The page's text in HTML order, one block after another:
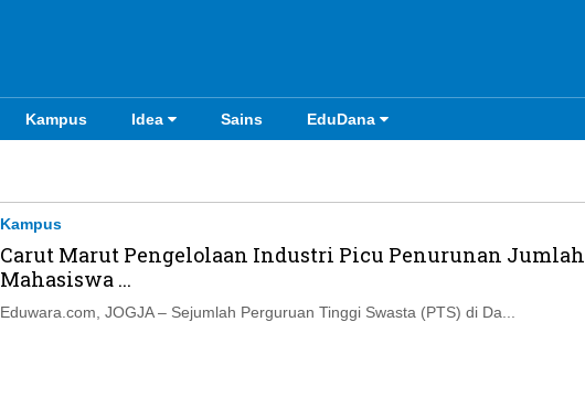
Kampus Idea Sains EduDana
Kampus
Carut Marut Pengelolaan Industri Picu Penurunan Jumlah
Mahasiswa ...
Eduwara.com, JOGJA – Sejumlah Perguruan Tinggi Swasta (PTS) di Da...